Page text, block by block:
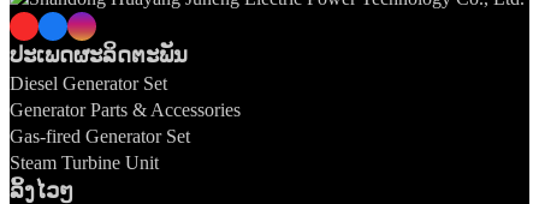
ປະເພດຜະລິດຕະພັນ
Diesel Generator Set
Generator Parts & Accessories
Gas-fired Generator Set
Steam Turbine Unit
ລິ້ງໄວໆ